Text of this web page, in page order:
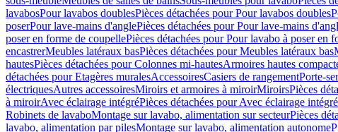
lavabosPour lavabos doublesPièces détachées pour Pour lavabos doubles
poserPour lave-mains d'anglePièces détachées pour Pour lave-mains
poser en forme de coupellePièces détachées pour Pour lavabo à poser en
encastrerMeubles latéraux basPièces détachées pour Meubles latéraux bas
hautesPièces détachées pour Colonnes mi-hautesArmoires hautes
détachées pour Etagères muralesAccessoiresCasiers de rangementPorte-
électriquesAutres accessoiresMiroirs et armoires à miroirMiroirsPièces
à miroirAvec éclairage intégréPièces détachées pour Avec éclairage intégré
Robinets de lavaboMontage sur lavabo, alimentation sur secteurPièces
lavabo, alimentation par pilesMontage sur lavabo, alimentation autonome